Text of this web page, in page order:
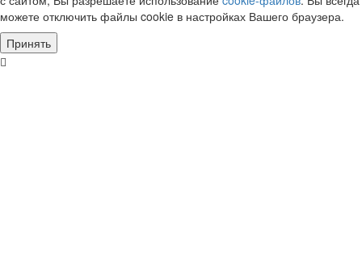
можете отключить файлы cookie в настройках Вашего браузера.
Принять